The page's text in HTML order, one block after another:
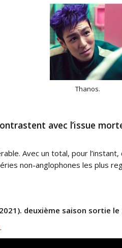
Thanos.
avec l’issue
Avec un total, pour
non-anglophones les plus
deuxième saison sortie
.